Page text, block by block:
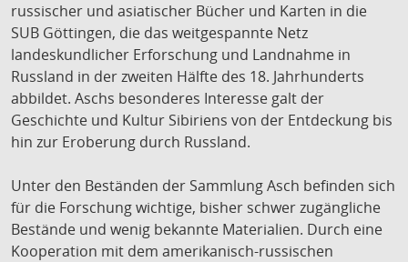
russischer und asiatischer Bücher und Karten in die
SUB Göttingen, die das weitgespannte Netz
landeskundlicher Erforschung und Landnahme in
Russland in der zweiten Hälfte des 18. Jahrhunderts
abbildet. Aschs besonderes Interesse galt der
Geschichte und Kultur Sibiriens von der Entdeckung bis
hin zur Eroberung durch Russland.
Unter den Beständen der Sammlung Asch befinden sich
für die Forschung wichtige, bisher schwer zugängliche
Bestände und wenig bekannte Materialien. Durch eine
Kooperation mit dem amerikanisch-russischen